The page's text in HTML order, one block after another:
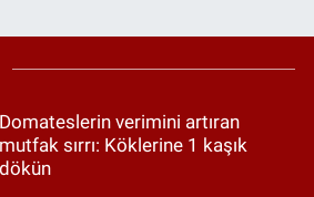
Domateslerin verimini artıran
mutfak sırrı: Köklerine 1 kaşık
dökün